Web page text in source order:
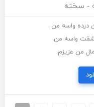
- سخته
درده واسه من
واسه من
من عزیزم